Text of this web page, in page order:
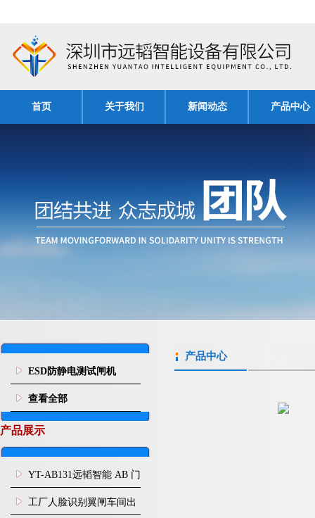
首页 关于我们 新闻动态 产品中心
ESD防静电测试闸机
查看全部
产品展示
YT-AB131远韬智能 AB 门
闸机双通道互锁防尾随闸
工厂人脸识别翼闸车间出
产品中心